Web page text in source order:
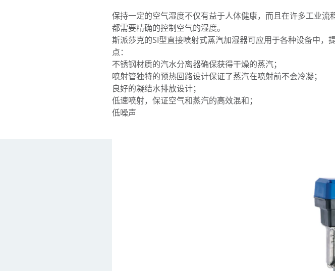
保持一定的空气湿度不仅有益于人体健康，而且在许多工业流
都需要精确的控制空气的湿度。
斯派莎克的SI型直接喷射式蒸汽加湿器可应用于各种设备中，
点：
不锈钢材质的汽水分离器确保获得干燥的蒸汽；
喷射管独特的预热回路设计保证了蒸汽在喷射前不会冷凝；
良好的凝结水排放设计；
低速喷射，保证空气和蒸汽的高效混和；
低噪声